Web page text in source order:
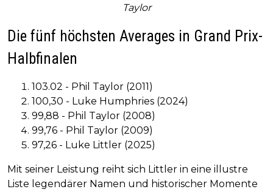
Taylor
Die fünf höchsten Averages in Grand Prix-
Halbfinalen
103.02 - Phil Taylor (2011)
100,30 - Luke Humphries (2024)
99,88 - Phil Taylor (2008)
99,76 - Phil Taylor (2009)
97,26 - Luke Littler (2025)
Mit seiner Leistung reiht sich Littler in eine illustre
Liste legendärer Namen und historischer Momente